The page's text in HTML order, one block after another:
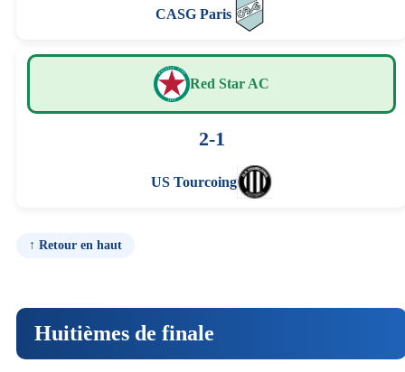
CASG Paris
Red Star AC
2-1
US Tourcoing
↑ Retour en haut
Huitièmes de finale